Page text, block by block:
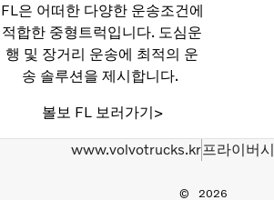
FL은 어떠한 다양한 운송조건에
적합한 중형트럭입니다. 도심운
행 및 장거리 운송에 최적의 운
송 솔루션을 제시합니다.
볼보 FL 보러가기>
2026
www.volvotrucks.kr프라이버시